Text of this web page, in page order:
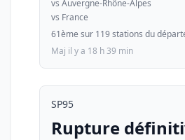
vs Auvergne-Rhône-Alpes
vs France
61ème sur 119 stations du
Maj il y a 18 h 39 min
SP95
Rupture